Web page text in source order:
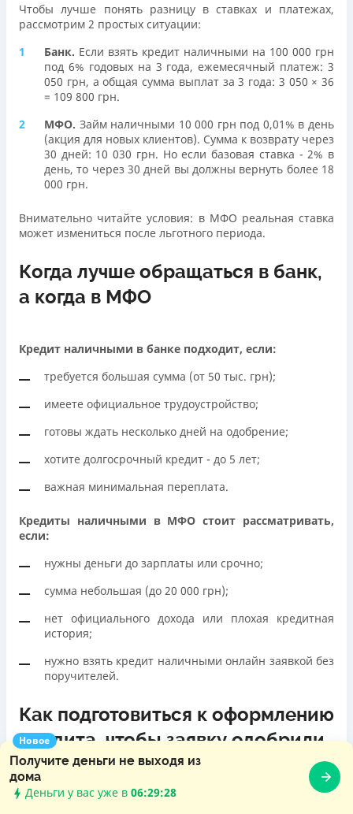
Новое
Получите деньги не выходя из
дома
Деньги у вас уже в 06:29:29
Чтобы лучше понять разницу в ставках и платежах,
рассмотрим 2 простых ситуации:
Банк. Если взять кредит наличными на 100 000 грн
под 6% годовых на 3 года, ежемесячный платеж: 3
050 грн, а общая сумма выплат за 3 года: 3 050 × 36
= 109 800 грн.
МФО. Займ наличными 10 000 грн под 0,01% в день
(акция для новых клиентов). Сумма к возврату через
30 дней: 10 030 грн. Но если базовая ставка - 2% в
день, то через 30 дней вы должны вернуть более 18
000 грн.
Внимательно читайте условия: в МФО реальная ставка
может измениться после льготного периода.
Когда лучше обращаться в банк,
а когда в МФО
Кредит наличными в банке подходит, если:
требуется большая сумма (от 50 тыс. грн);
имеете официальное трудоустройство;
готовы ждать несколько дней на одобрение;
хотите долгосрочный кредит - до 5 лет;
важная минимальная переплата.
Кредиты наличными в МФО стоит рассматривать,
если:
нужны деньги до зарплаты или срочно;
сумма небольшая (до 20 000 грн);
нет официального дохода или плохая кредитная
история;
нужно взять кредит наличными онлайн заявкой без
поручителей.
Как подготовиться к оформлению
кредита, чтобы заявку одобрили
Проверьте свой кредитный рейтинг
- это можно